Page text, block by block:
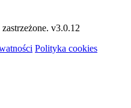
v3.0.12
Polityka cookies